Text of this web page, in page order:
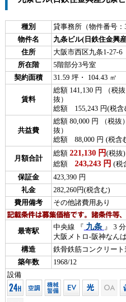
種別
貸事務所（物件番号：
物件名
九条ビル(日鉄住金興
住所
大阪市西区九条1-27-6
所在階
5階部分3号室
契約面積
31.59 坪・ 104.43 ㎡
賃料
総額 141,130 円 （税
抜）
総額 155,243 円(税含
共益費
総額 80,000 円 （税抜
抜）
総額 88,000 円 (税含
月額合計
総額 221,130 円 (税抜
総額 243,243 円 (税
保証金
423,390 円
礼金
282,260円(税含む)
費用備考
その他諸費用あり
最寄駅
中央線 『 九条 』 3 分
大阪メトロ-阪神なん
構造
鉄骨鉄筋コンクリー
築年数
1968/12
設備